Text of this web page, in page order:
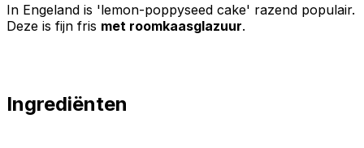
In Engeland is 'lemon-poppyseed cake' razend populair.
Deze is fijn fris met roomkaasglazuur.
Ingrediënten